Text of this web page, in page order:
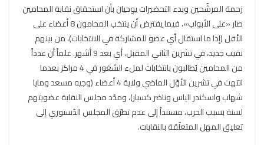
زحمة المرشّحين وبدء التحضيرات يوحيان بأن استحقاق نقابة المحامين
صار «على الأبواب»، فيما يفترض أن ينتخب المحامون 8 أعضاء على
الأقل (إذا ما استقال أي عضو للمشاركة في الانتخابات)، من بينهم
نقيب جديد، في تشرين الثاني المقبل، أي بعد 9 أشهر. علماً أن عدداً
من المحامين يُطالبون بانتخابات لملء الشغور في 4 مراكز بعدما
انتهت في تشرين الأوّل الماضي ولاية 4 أعضاء (وجيه مسعد ومايا
شهاب واسكندر الياس وناضر كسبار)، ومدّد مجلس النقابة عضويتهم
لسنة بسبب الحرب، مستنداً إلى عدم تطرّق المجلس الدّستوري إلى
تعليق المهل المتعلّقة بالنقابات.